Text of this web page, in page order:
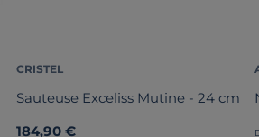
CRISTEL
Sauteuse Exceliss Mutine - 24 cm
184,90 €